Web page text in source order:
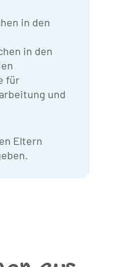
in den
in den
für
und
Eltern